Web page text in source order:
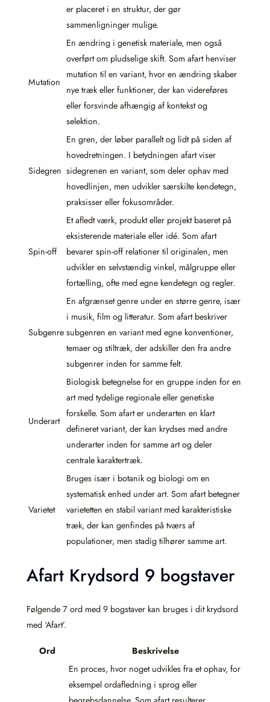
er placeret i en struktur, der gør
sammenligninger mulige.
Mutation
En ændring i genetisk materiale, men også
overført om pludselige skift. Som afart henviser
mutation til en variant, hvor en ændring skaber
nye træk eller funktioner, der kan videreføres
eller forsvinde afhængig af kontekst og
selektion.
Sidegren
En gren, der løber parallelt og lidt på siden af
hovedretningen. I betydningen afart viser
sidegrenen en variant, som deler ophav med
hovedlinjen, men udvikler særskilte kendetegn,
praksisser eller fokusområder.
Spin-off
Et afledt værk, produkt eller projekt baseret på
eksisterende materiale eller idé. Som afart
bevarer spin-off relationer til originalen, men
udvikler en selvstændig vinkel, målgruppe eller
fortælling, ofte med egne kendetegn og regler.
Subgenre
En afgrænset genre under en større genre, især
i musik, film og litteratur. Som afart beskriver
subgenren en variant med egne konventioner,
temaer og stiltræk, der adskiller den fra andre
subgenrer inden for samme felt.
Underart
Biologisk betegnelse for en gruppe inden for en
art med tydelige regionale eller genetiske
forskelle. Som afart er underarten en klart
defineret variant, der kan krydses med andre
underarter inden for samme art og deler
centrale karaktertræk.
Varietet
Bruges især i botanik og biologi om en
systematisk enhed under art. Som afart betegner
varietetten en stabil variant med karakteristiske
træk, der kan genfindes på tværs af
populationer, men stadig tilhører samme art.
Afart Krydsord 9 bogstaver
Følgende 7 ord med 9 bogstaver kan bruges i dit krydsord
med ‘Afart’.
Ord Beskrivelse
En proces, hvor noget udvikles fra et ophav, for
eksempel ordafledning i sprog eller